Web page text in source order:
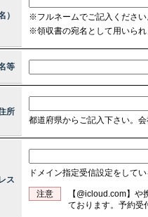
）
※フルネームでご記入ください
※領収書の宛名として用いられ
等
所
都道府県からご記入下さい。
ス
ドメイン指定受信設定をして
注意
【@icloud.com】
ております。予約受